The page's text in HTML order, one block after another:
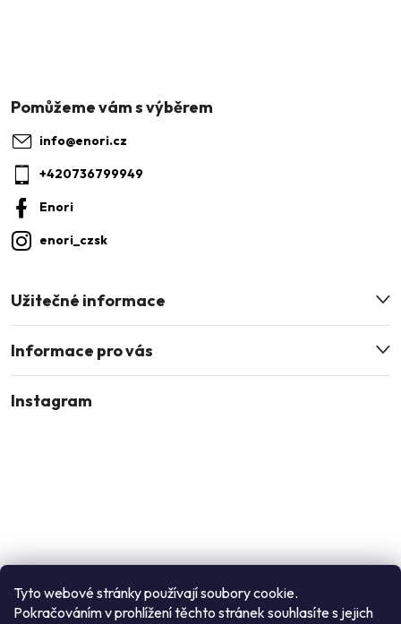
Tyto webové stránky používají soubory cookie.
Pokračováním v prohlížení těchto stránek souhlasíte s jejich
Užitečné informace
Informace pro vás
info@enori.cz
+420736799949
Enori
enori_czsk
Instagram